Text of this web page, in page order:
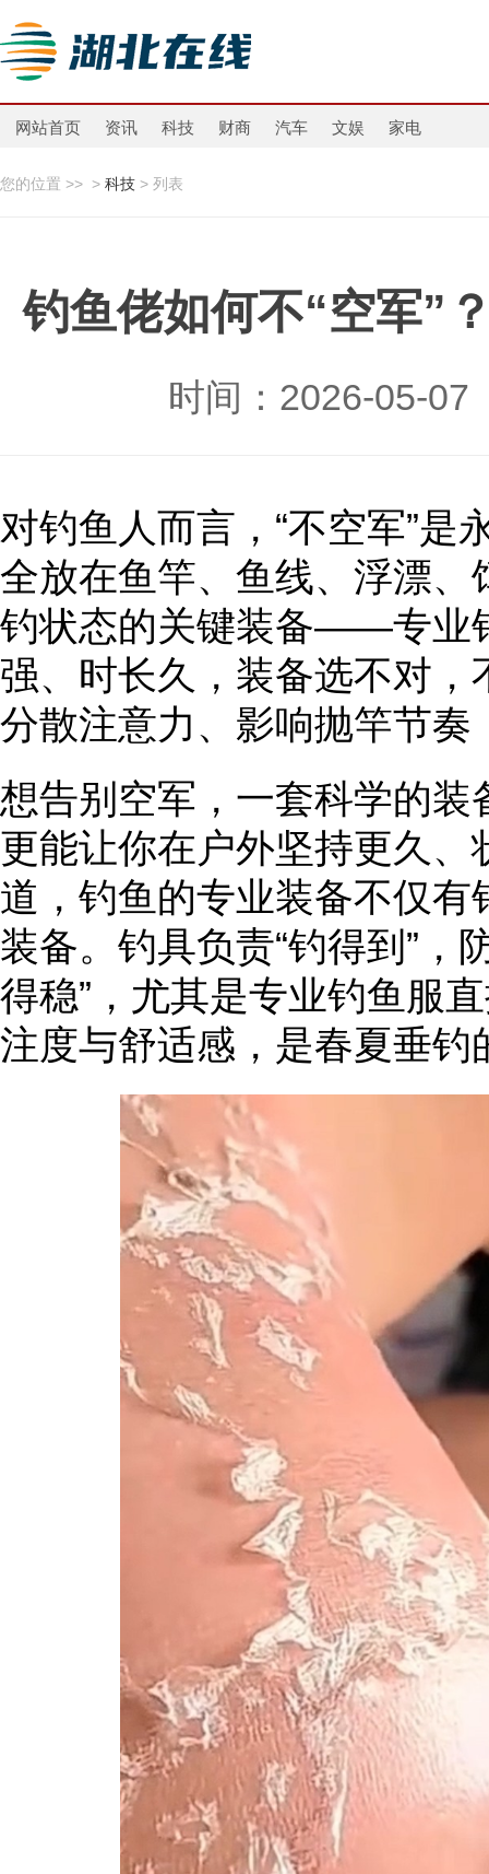
网站首页 资讯 科技 财商 汽车 文娱 家电
您的位置 >> > 科技 > 列表
钓鱼佬如何不“空军”
时间：2026-05-
对钓鱼人而言，“不空军”是
全放在鱼竿、鱼线、浮漂
钓状态的关键装备——专业
强、时长久，装备选不对
分散注意力、影响抛竿节
想告别空军，一套科学的
更能让你在户外坚持更久
道，钓鱼的专业装备不仅
装备。钓具负责“钓得到”，
得稳”，尤其是专业钓鱼服
注度与舒适感，是春夏垂钓